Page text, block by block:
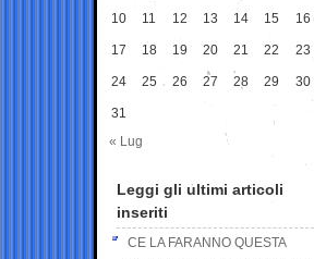
10 11 12 13 14 15 16
17 18 19 20 21 22 23
24 25 26 27 28 29 30
31
« Lug
Leggi gli ultimi articoli
inseriti
CE LA FARANNO QUESTA